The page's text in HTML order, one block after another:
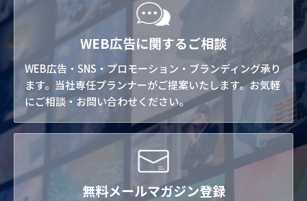
WEB広告に関するご相談
WEB広告・SNS・プロモーション・ブランディング承り
ます。当社専任プランナーがご提案いたします。お気軽
にご相談・お問い合わせください。
無料メールマガジン登録